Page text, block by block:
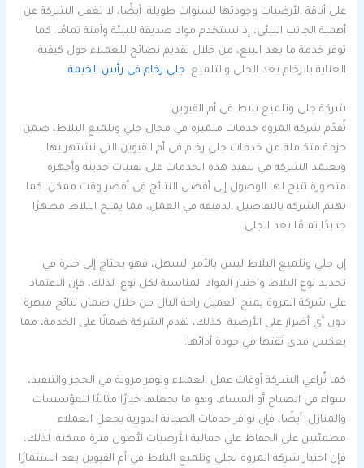
على أناقة الأرضيات وجودتها لسنوات طويلة. أيضًا، لا تغفل الشركة عن
أهمية الجانب البيئي، إذ تستخدم مواد صديقة للبيئة وآمنة تمامًا. كما
توفر خدمة ما بعد البيع، من خلال تقديم نصائح للعملاء حول كيفية
العناية بالرخام بعد الجلي والتلميع. جلي رخام في رأس الخيمة
شركة جلي وتلميع بلاط في أم القيوين
تُقدّم شركة المروة خدمات متميزة في مجال جلي وتلميع البلاط، ضمن
حزمة متكاملة من خدمات جلي رخام في أم القيوين التي تشتهر بها.
وتعتمد الشركة في تنفيذ هذه الخدمات على تقنيات حديثة وأجهزة
متطورة تتيح لها الوصول إلى أفضل النتائج في أقصر وقت ممكن. كما
تهتم الشركة بالتفاصيل الدقيقة في العمل، مما يمنح البلاط مظهرًا
جديدًا تمامًا بعد الجلي.
إن جلي وتلميع البلاط ليس بالأمر السهل، فهو يحتاج إلى خبرة في
تحديد نوع البلاط واختيار المواد المناسبة لكل نوع. لذلك، فإن الاعتماد
على شركة المروة يمنح العميل راحة البال من خلال ضمان نتائج مبهرة
دون أي أضرار على الأرضية. كذلك، تقدم الشركة ضمانًا على الخدمة، مما
يعكس مدى ثقتها في جودة أدائها.
كما تُراعي الشركة أوقات عمل العملاء وتوفر مرونة في الحجز والتنفيذ،
سواء في الصباح أو المساء، وهو ما يجعلها خيارًا مثاليًا للمؤسسات
والمنازل. أيضًا، فإن توافر خدمات الصيانة الدورية يجعل العملاء
مطمئنين على الحفاظ على جمالية الأرضيات لأطول فترة ممكنة. لذلك،
فإن اختيار شركة المروة لجلي وتلميع البلاط في أم القيوين يعد استثمارًا